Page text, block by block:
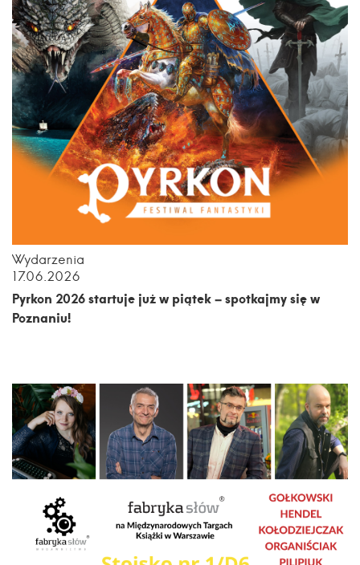
Wydarzenia
17.06.2026
Pyrkon 2026 startuje już w piątek – spotkajmy się w
Poznaniu!